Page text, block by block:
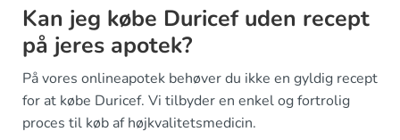
Kan jeg købe Duricef uden recept
på jeres apotek?
På vores onlineapotek behøver du ikke en gyldig recept
for at købe Duricef. Vi tilbyder en enkel og fortrolig
proces til køb af højkvalitetsmedicin.